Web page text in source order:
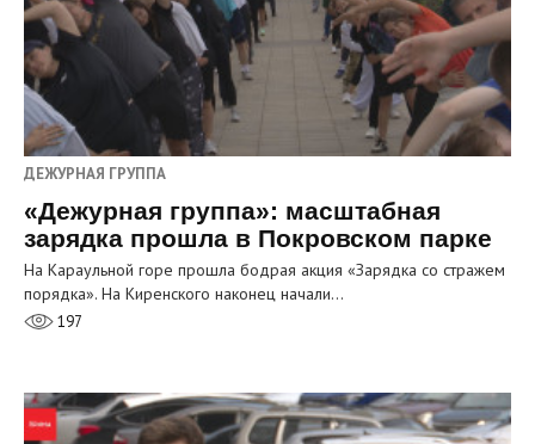
ДЕЖУРНАЯ ГРУППА
«Дежурная группа»: масштабная
зарядка прошла в Покровском парке
На Караульной горе прошла бодрая акция «Зарядка со стражем
порядка». На Киренского наконец начали…
197